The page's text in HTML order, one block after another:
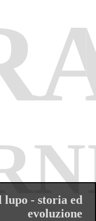
lupo - storia ed
evoluzione